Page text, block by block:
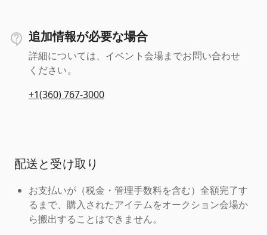
追加情報が必要な場合
詳細については、イベント会場までお問い合わせ
ください。
+1(360) 767-3000
配送と受け取り
お支払いが（税金・管理手数料を含む）全額完了す
るまで、購入されたアイテムをオークション会場か
ら搬出することはできません。